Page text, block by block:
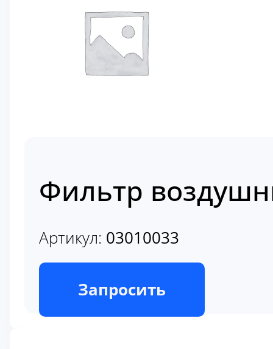
Фильтр
Артикул: 03010033
В наличии
Запросить